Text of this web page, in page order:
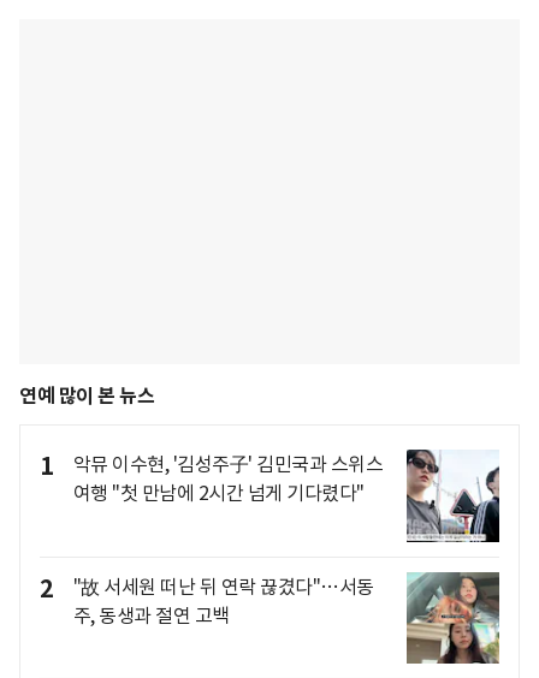
연예 많이 본 뉴스
1
악뮤 이수현, '김성주子' 김민국과 스위스
여행 "첫 만남에 2시간 넘게 기다렸다"
2
"故 서세원 떠난 뒤 연락 끊겼다"…서동
주, 동생과 절연 고백